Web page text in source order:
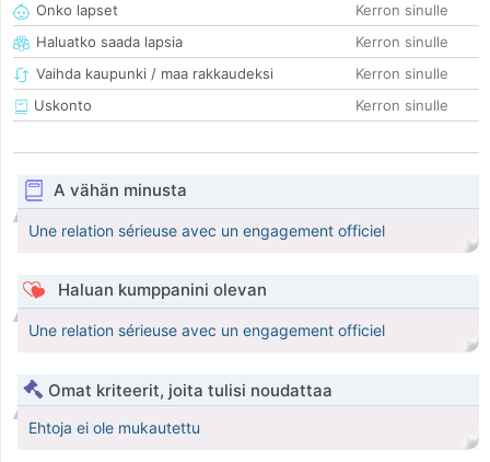
Onko lapset
Kerron sinulle
Haluatko saada lapsia
Kerron sinulle
Vaihda kaupunki / maa rakkaudeksi
Kerron sinulle
Uskonto
Kerron sinulle
A vähän minusta
Une relation sérieuse avec un engagement officiel
Haluan kumppanini olevan
Une relation sérieuse avec un engagement officiel
Omat kriteerit, joita tulisi noudattaa
Ehtoja ei ole mukautettu